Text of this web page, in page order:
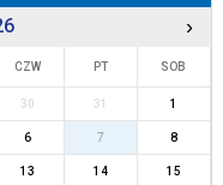
›
CZW PT SOB
30 31 1
6 7 8
13 14 15